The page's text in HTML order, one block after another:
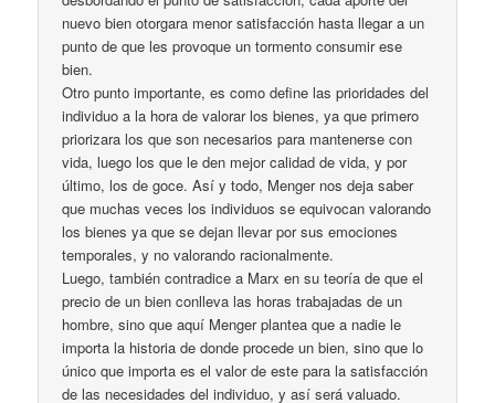
nuevo bien otorgara menor satisfacción hasta llegar a un
punto de que les provoque un tormento consumir ese
bien.
Otro punto importante, es como define las prioridades del
individuo a la hora de valorar los bienes, ya que primero
priorizara los que son necesarios para mantenerse con
vida, luego los que le den mejor calidad de vida, y por
último, los de goce. Así y todo, Menger nos deja saber
que muchas veces los individuos se equivocan valorando
los bienes ya que se dejan llevar por sus emociones
temporales, y no valorando racionalmente.
Luego, también contradice a Marx en su teoría de que el
precio de un bien conlleva las horas trabajadas de un
hombre, sino que aquí Menger plantea que a nadie le
importa la historia de donde procede un bien, sino que lo
único que importa es el valor de este para la satisfacción
de las necesidades del individuo, y así será valuado.